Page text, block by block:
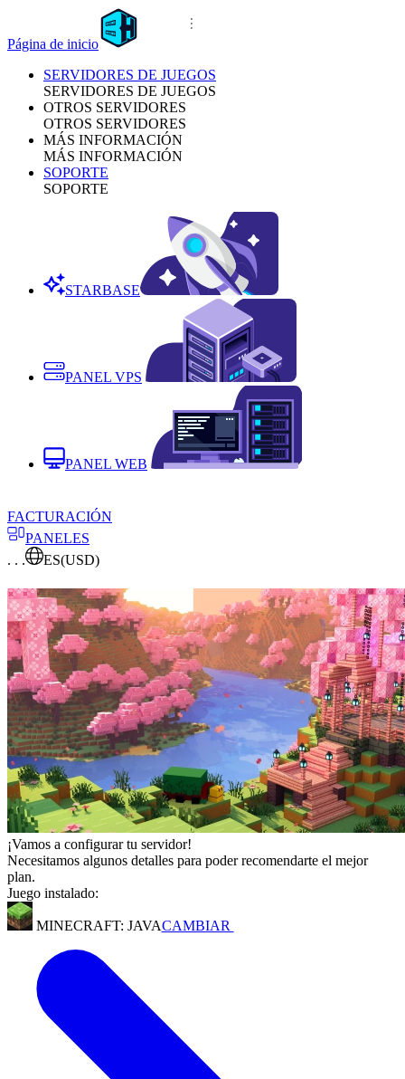
Página de inicio
SERVIDORES DE JUEGOS
SERVIDORES DE JUEGOS
OTROS SERVIDORES
OTROS SERVIDORES
MÁS INFORMACIÓN
MÁS INFORMACIÓN
SOPORTE
SOPORTE
STARBASE
PANEL VPS
PANEL WEB
FACTURACIÓN
PANELES
. . .
ES(USD)
¡Vamos a configurar tu servidor!
Necesitamos algunos detalles para poder recomendarte el mejor
plan.
Juego instalado:
MINECRAFT: JAVACAMBIAR